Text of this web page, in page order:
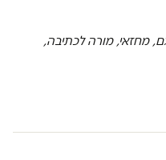
מחזאי, מורה לכתיבה,